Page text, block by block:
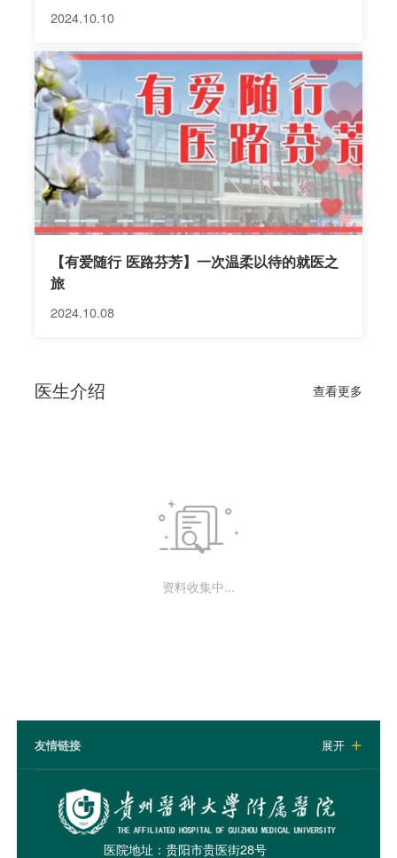
2024.10.10
【有爱随行 医路芬芳】一次温柔以待的就医之
旅
2024.10.08
医生介绍 查看更多

资料收集中...
友情链接 展开 
医院地址：贵阳市贵医街28号